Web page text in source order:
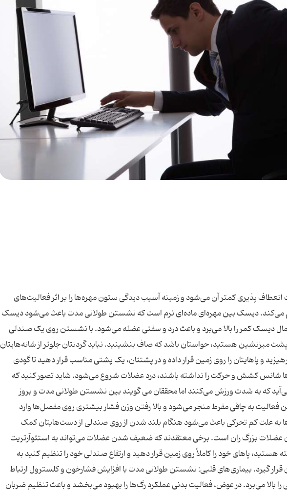
پذیری کمتر آن می‌شود و زمینه آسیب دیدگی ستون مهره‌ها را بر اثر فعالیت‌های
می‌کند. دیسک بین مهره‌ای ماده‌ای نرم است که نشستن طولانی مدت باعث می‌شود دیسک
دیسک کمر را بالا می‌برد و باعث درد و سفتی عضله می‌شود. با نشستن روی یک صندلی
میزنشین هستید، حواستان باشد که صاف بنشینید. نباید گردنتان جلوتر از شانه‌هایتان
و پاهایتان را روی زمین قرار داده و در پشتتان، یک پشتی مناسب قرار دهید تا گودی
پاها شانس کشش و حرکت را نداشته باشند، درد عضلات شروع می‌شود. شاید تصور کنید که
می‌آید که به شدت ورزش می‌کنند اما محققان می گویند بین نشستن طولانی مدت و بروز
فعالیت به چاقی مفرط منجر می‌شود و بالا رفتن وزن فشار بیشتری روی مفصل‌ها وارد
علت کم تحرکی باعث می‌شود هنگام بلند شدن از روی صندلی از دست‌هایتان کمک
بزرگ ران است. برخی معتقدند که ضعیف شدن عضلات می‌تواند به استئوآرتریت
پاهای خود را کاملاً روی زمین قرار دهید و ارتفاع صندلی خود را تنظیم کنید به
قرار گیرد. بیماری‌های قلبی: نشستن طولانی مدت با افزایش فشارخون و کلسترول ارتباط
را بالا می‌برد. در عوض، فعالیت بدنی عملکرد رگ‌ها را بهبود می‌بخشد و باعث تنظیم ضربان